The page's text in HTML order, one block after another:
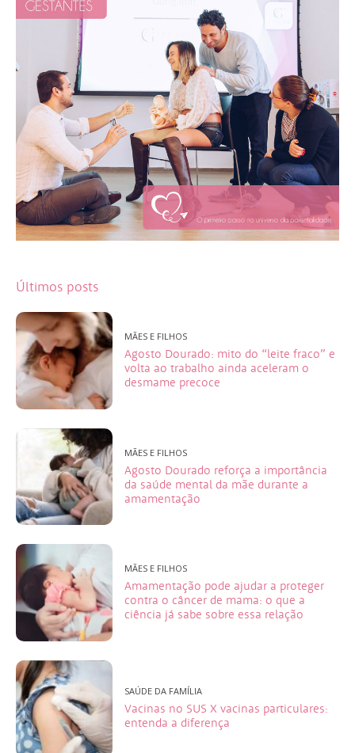
Últimos posts
MÃES E FILHOS
Agosto Dourado: mito do “leite fraco” e
volta ao trabalho ainda aceleram o
desmame precoce
MÃES E FILHOS
Agosto Dourado reforça a importância
da saúde mental da mãe durante a
amamentação
MÃES E FILHOS
Amamentação pode ajudar a proteger
contra o câncer de mama: o que a
ciência já sabe sobre essa relação
SAÚDE DA FAMÍLIA
Vacinas no SUS X vacinas particulares:
entenda a diferença